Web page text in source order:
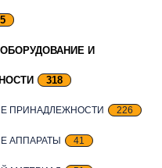
И
318
ПРИНАДЛЕЖНОСТИ 226
АППАРАТЫ 41